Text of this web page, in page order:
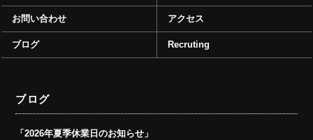
お問い合わせ アクセス
ブログ Recruting
ブログ
「2026年夏季休業日のお知らせ」